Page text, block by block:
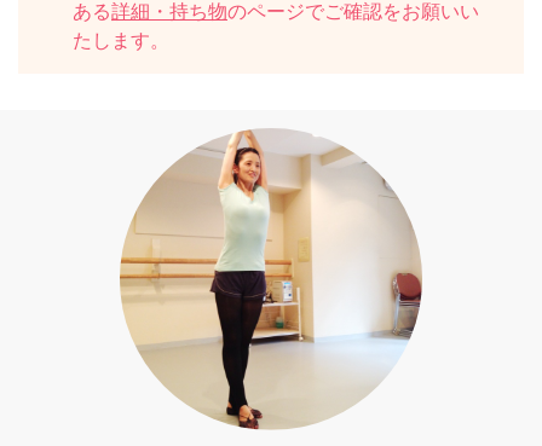
ある詳細・持ち物のページでご確認をお願いい
たします。